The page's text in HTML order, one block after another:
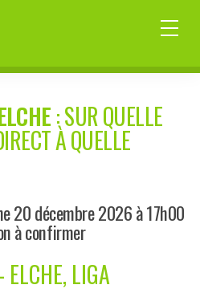
: SUR QUELLE
À QUELLE
20 décembre 2026 à 17h00
à confirmer
ELCHE, LIGA